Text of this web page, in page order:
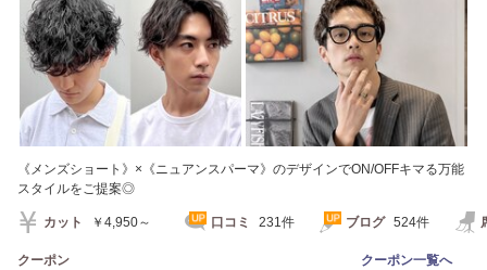
《メンズショート》×《ニュアンスパーマ》のデザインでON/OFFキマる万能
スタイルをご提案◎
カット ￥4,950～ 口コミ 231件 ブログ 524件
クーポン クーポン一覧へ